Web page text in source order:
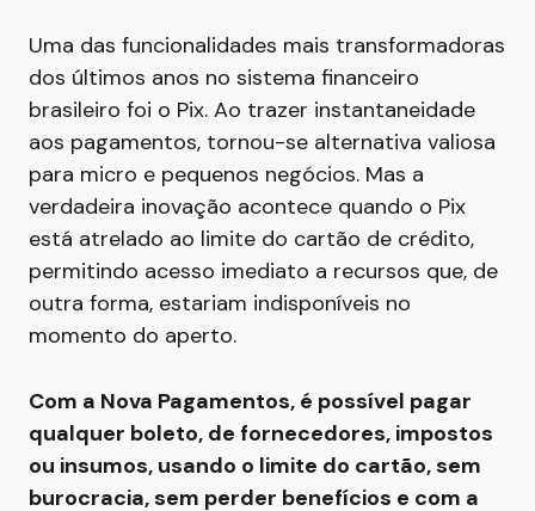
Uma das funcionalidades mais transformadoras
dos últimos anos no sistema financeiro
brasileiro foi o Pix. Ao trazer instantaneidade
aos pagamentos, tornou-se alternativa valiosa
para micro e pequenos negócios. Mas a
verdadeira inovação acontece quando o Pix
está atrelado ao limite do cartão de crédito,
permitindo acesso imediato a recursos que, de
outra forma, estariam indisponíveis no
momento do aperto.
Com a Nova Pagamentos, é possível pagar
qualquer boleto, de fornecedores, impostos
ou insumos, usando o limite do cartão, sem
burocracia, sem perder benefícios e com a